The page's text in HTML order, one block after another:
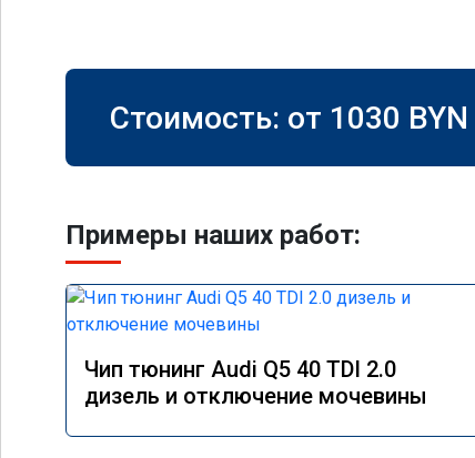
Стоимость: от 1030 BYN
Примеры наших работ:
Чип тюнинг Audi Q5 40 TDI 2.0
дизель и отключение мочевины